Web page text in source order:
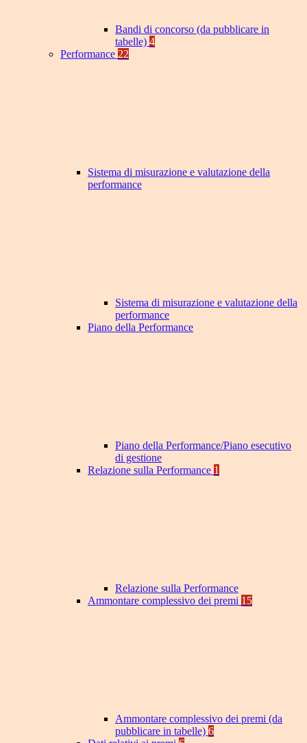
Bandi di concorso (da pubblicare in
tabelle) 4
Performance 22
Sistema di misurazione e valutazione della
performance
Sistema di misurazione e valutazione della
performance
Piano della Performance
Piano della Performance/Piano esecutivo
di gestione
Relazione sulla Performance 1
Relazione sulla Performance
Ammontare complessivo dei premi 15
Ammontare complessivo dei premi (da
pubblicare in tabelle) 6